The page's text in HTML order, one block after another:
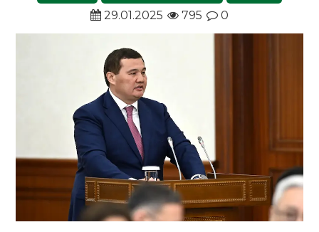
29.01.2025
795 0